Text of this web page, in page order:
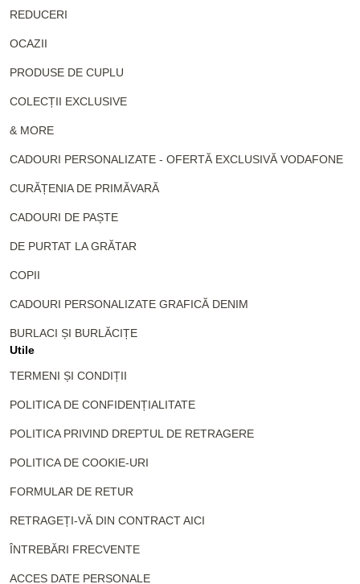
REDUCERI
OCAZII
PRODUSE DE CUPLU
COLECȚII EXCLUSIVE
& MORE
CADOURI PERSONALIZATE - OFERTĂ EXCLUSIVĂ VODAFONE
CURĂȚENIA DE PRIMĂVARĂ
CADOURI DE PAȘTE
DE PURTAT LA GRĂTAR
COPII
CADOURI PERSONALIZATE GRAFICĂ DENIM
BURLACI ȘI BURLĂCIȚE
Utile
TERMENI ȘI CONDIȚII
POLITICA DE CONFIDENȚIALITATE
POLITICA PRIVIND DREPTUL DE RETRAGERE
POLITICA DE COOKIE-URI
FORMULAR DE RETUR
RETRAGEȚI-VĂ DIN CONTRACT AICI
ÎNTREBĂRI FRECVENTE
ACCES DATE PERSONALE